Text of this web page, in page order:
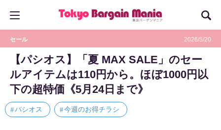
セール 2026/5/20
【パシオス】「夏 MAX SALE」のセー
ルアイテムは110円から。ほぼ1000円以
下の超特価《5月24日まで》
パシオス 今週のお得チラシ